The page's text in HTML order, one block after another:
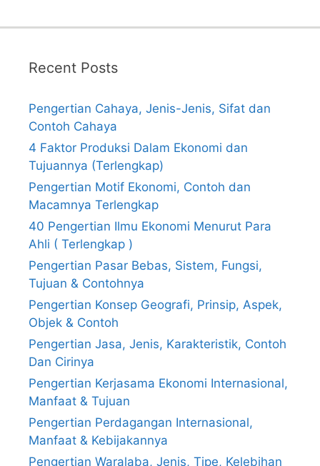
Recent Posts
Pengertian Cahaya, Jenis-Jenis, Sifat dan
Contoh Cahaya
4 Faktor Produksi Dalam Ekonomi dan
Tujuannya (Terlengkap)
Pengertian Motif Ekonomi, Contoh dan
Macamnya Terlengkap
40 Pengertian Ilmu Ekonomi Menurut Para
Ahli ( Terlengkap )
Pengertian Pasar Bebas, Sistem, Fungsi,
Tujuan & Contohnya
Pengertian Konsep Geografi, Prinsip, Aspek,
Objek & Contoh
Pengertian Jasa, Jenis, Karakteristik, Contoh
Dan Cirinya
Pengertian Kerjasama Ekonomi Internasional,
Manfaat & Tujuan
Pengertian Perdagangan Internasional,
Manfaat & Kebijakannya
Pengertian Waralaba, Jenis, Tipe, Kelebihan